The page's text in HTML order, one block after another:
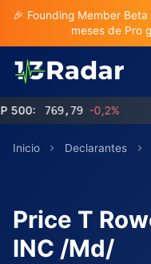
🎉 Founding Member
meses de Pro
769,79 -0,2%
Inicio Declarantes
Price T
INC /Md/